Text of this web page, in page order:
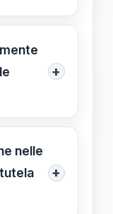
ha
un
la
+
e
nelle
+